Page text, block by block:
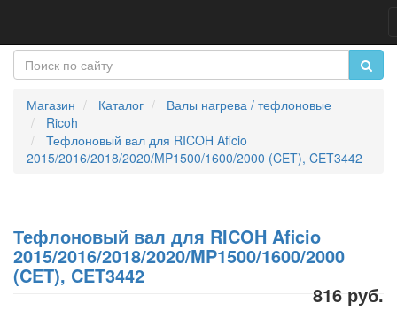
Магазин Каталог
Валы нагрева / тефлоновые
Ricoh
Тефлоновый вал для RICOH Aficio
2015/2016/2018/2020/MP1500/1600/2000 (CET), CET3442
Тефлоновый вал для RICOH Aficio
2015/2016/2018/2020/MP1500/1600/2000
(CET), CET3442
816 руб.